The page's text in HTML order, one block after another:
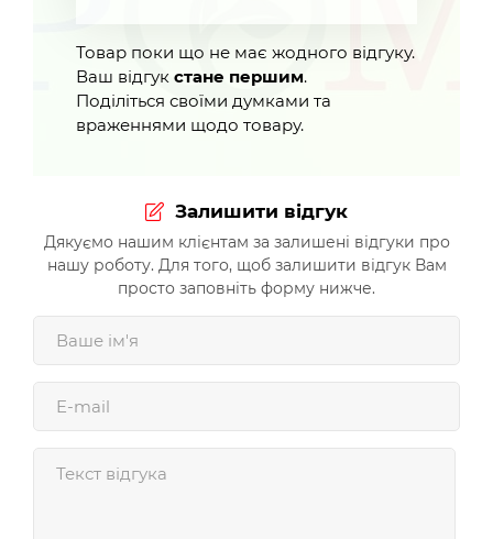
Товар поки що не має жодного відгуку.
Ваш відгук стане першим.
Поділіться своїми думками та
враженнями щодо товару.
Залишити відгук
Дякуємо нашим клієнтам за залишені відгуки про
нашу роботу. Для того, щоб залишити відгук Вам
просто заповніть форму нижче.